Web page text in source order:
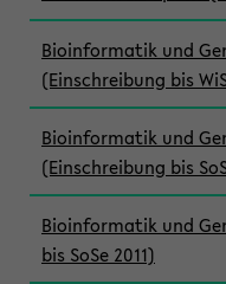
Bioinformatik und
(Einschreibung bis
Bioinformatik und
(Einschreibung bis
Bioinformatik und
bis SoSe 2011)